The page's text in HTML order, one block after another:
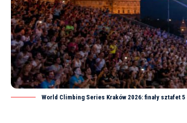
World Climbing Series Kraków 2026: finały sztafet